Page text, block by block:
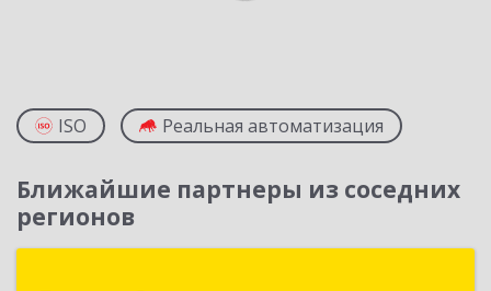
ISO Реальная автоматизация
Ближайшие партнеры из соседних
регионов